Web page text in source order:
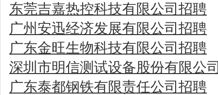
东莞吉嘉热控科技有限公司招聘
广州安迅经济发展有限公司招聘
广东金旺生物科技有限公司招聘
深圳市明信测试设备股份有限公
广东泰都钢铁有限责任公司招聘